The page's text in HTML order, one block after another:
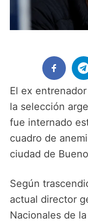
El ex
la selección
fue internado
cuadro de
ciudad de
Según
actual director
Nacionales de la